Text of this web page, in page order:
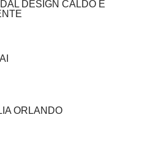
DESIGN CALDO E
ORLANDO